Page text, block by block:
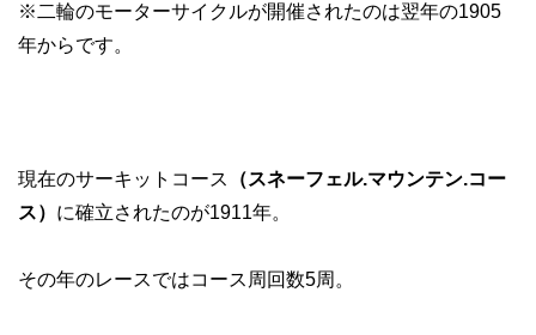
※二輪のモーターサイクルが開催されたのは翌年の1905
年からです。
現在のサーキットコース
（スネーフェル.マウンテン.コー
ス） に確立されたのが1911年。
その年のレースではコース周回数5周。